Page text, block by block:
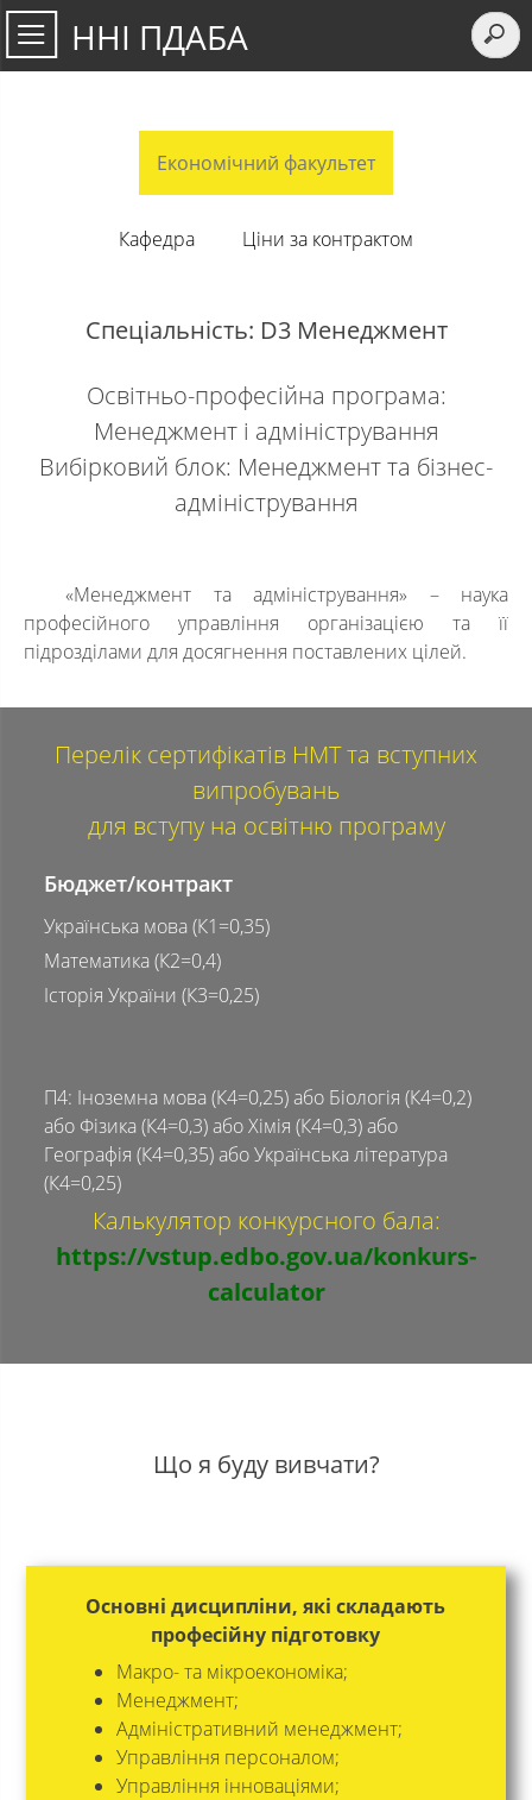
ННІ ПДАБА
Економічний факультет
Кафедра Ціни за контрактом
Спеціальність: D3 Менеджмент
Освітньо-професійна програма:
Менеджмент і адміністрування
Вибірковий блок: Менеджмент та бізнес-
адміністрування
«Менеджмент та адміністрування» – наука
професійного управління організацією та її
підрозділами для досягнення поставлених цілей.
Перелік сертифікатів НМТ та вступних
випробувань
для вступу на освітню програму
Бюджет/контракт
Українська мова (К1=0,35)
Математика (К2=0,4)
Історія України (К3=0,25)
П4: Іноземна мова (К4=0,25) або Біологія (К4=0,2)
або Фізика (К4=0,3) або Хімія (К4=0,3) або
Географія (К4=0,35) або Українська література
(К4=0,25)
Калькулятор конкурсного бала:
https://vstup.edbo.gov.ua/konkurs-
calculator
Що я буду вивчати?
Основні дисципліни, які складають
професійну підготовку
Макро- та мікроекономіка;
Менеджмент;
Адміністративний менеджмент;
Управління персоналом;
Управління інноваціями;